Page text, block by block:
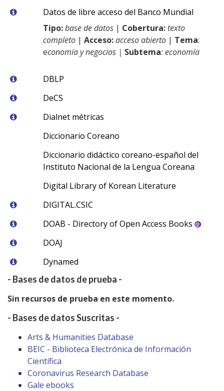
Datos de libre acceso del Banco Mundial
Tipo:base de datos | Cobertura: texto
completo | Acceso:acceso abierto | Tema:
economía y negocios | Subtema: economía
DBLP
DeCS
Dialnet métricas
Diccionario Coreano
Diccionario didáctico coreano-español del
Instituto Nacional de la Lengua Coreana
Digital Library of Korean Literature
DIGITAL.CSIC
DOAB - Directory of Open Access Books
DOAJ
Dynamed
- Bases de datos de prueba -
Sin recursos de prueba en este momento.
- Bases de datos Suscritas -
Arts & Humanities Database
BEIC - Biblioteca Electrónica de Información
Científica
Coronavirus Research Database
Gale ebooks